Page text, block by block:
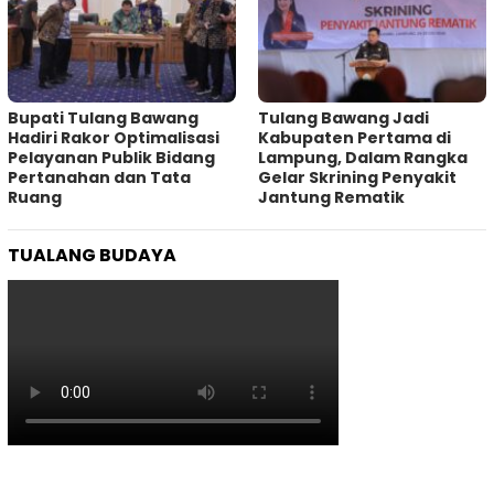
Bupati Tulang Bawang
Hadiri Rakor Optimalisasi
Pelayanan Publik Bidang
Pertanahan dan Tata
Ruang
Tulang Bawang Jadi
Kabupaten Pertama di
Lampung, Dalam Rangka
Gelar Skrining Penyakit
Jantung Rematik
TUALANG BUDAYA